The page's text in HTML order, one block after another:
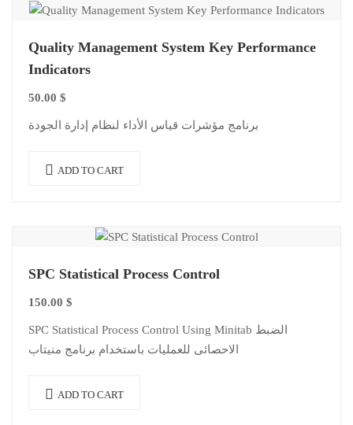
Quality Management System Key Performance
Indicators
50.00 $
برنامج مؤشرات قياس الأداء لنظام إدارة الجودة
ADD TO CART
SPC Statistical Process Control
150.00 $
SPC Statistical Process Control Using Minitab الضبط
الاحصائى للعمليات باستخدام برنامج منيتاب
ADD TO CART